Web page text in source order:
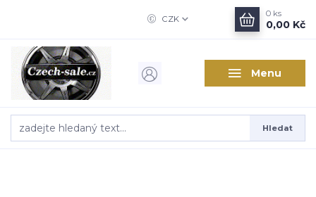
Menu
CZK
Hledat
0 ks
0,00 Kč